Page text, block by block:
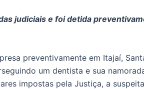
judiciais e foi detida
preventivamente em Itajaí,
um dentista e sua
impostas pela Justiça, a suspeita